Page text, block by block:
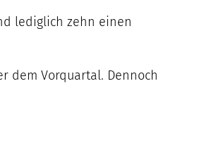
lediglich zehn einen
dem Vorquartal. Dennoch